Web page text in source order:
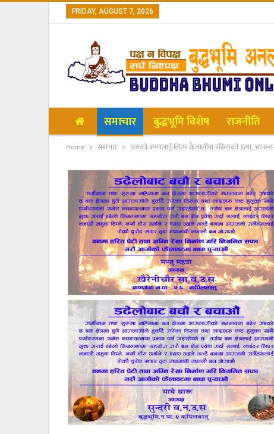
FRIDAY, AUGUST 7, 2026
समाचार बुद्धभूमि विशेष राजनीति
Home समाचार अंशको जग्गालाई लिएर कैलालीमा महिलाको हत्या,